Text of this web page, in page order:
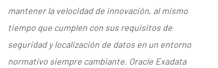
mantener la velocidad de innovación, al mismo
tiempo que cumplen con sus requisitos de
seguridad y localización de datos en un entorno
normativo siempre cambiante. Oracle Exadata